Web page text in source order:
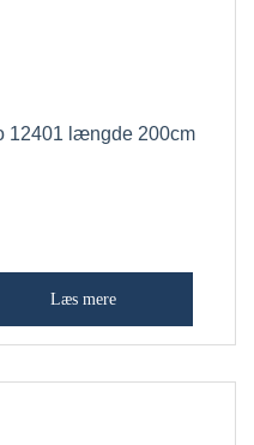
12401 længde 200cm
Læs mere